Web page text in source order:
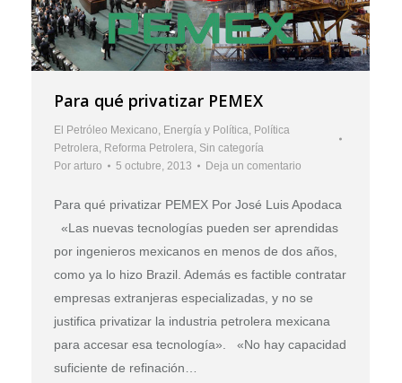
Para qué privatizar PEMEX
El Petróleo Mexicano Energía y Política Política
Petrolera Reforma Petrolera Sin categoría
Por arturo 5 octubre, 2013 Deja un comentario
Para qué privatizar PEMEX Por José Luis Apodaca
«Las nuevas tecnologías pueden ser aprendidas
por ingenieros mexicanos en menos de dos años,
como ya lo hizo Brazil. Además es factible contratar
empresas extranjeras especializadas, y no se
justifica privatizar la industria petrolera mexicana
para accesar esa tecnología». «No hay capacidad
suficiente de refinación…